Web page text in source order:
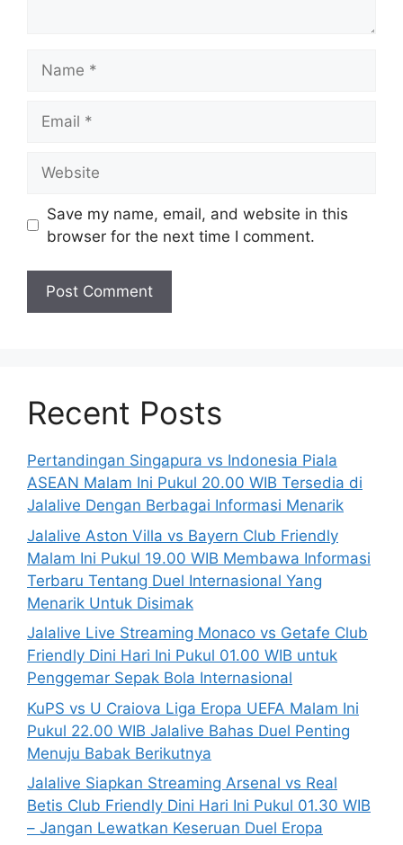
Save my name, email, and website in this
browser for the next time I comment.
Recent Posts
Pertandingan Singapura vs Indonesia Piala
ASEAN Malam Ini Pukul 20.00 WIB Tersedia di
Jalalive Dengan Berbagai Informasi Menarik
Jalalive Aston Villa vs Bayern Club Friendly
Malam Ini Pukul 19.00 WIB Membawa Informasi
Terbaru Tentang Duel Internasional Yang
Menarik Untuk Disimak
Jalalive Live Streaming Monaco vs Getafe Club
Friendly Dini Hari Ini Pukul 01.00 WIB untuk
Penggemar Sepak Bola Internasional
KuPS vs U Craiova Liga Eropa UEFA Malam Ini
Pukul 22.00 WIB Jalalive Bahas Duel Penting
Menuju Babak Berikutnya
Jalalive Siapkan Streaming Arsenal vs Real
Betis Club Friendly Dini Hari Ini Pukul 01.30 WIB
– Jangan Lewatkan Keseruan Duel Eropa